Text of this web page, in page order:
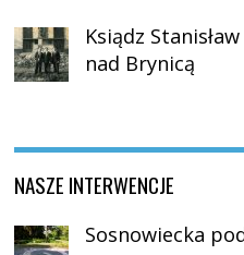
Ksiądz
nad Brynicą
NASZE INTERWENCJE
Sosnowiecka